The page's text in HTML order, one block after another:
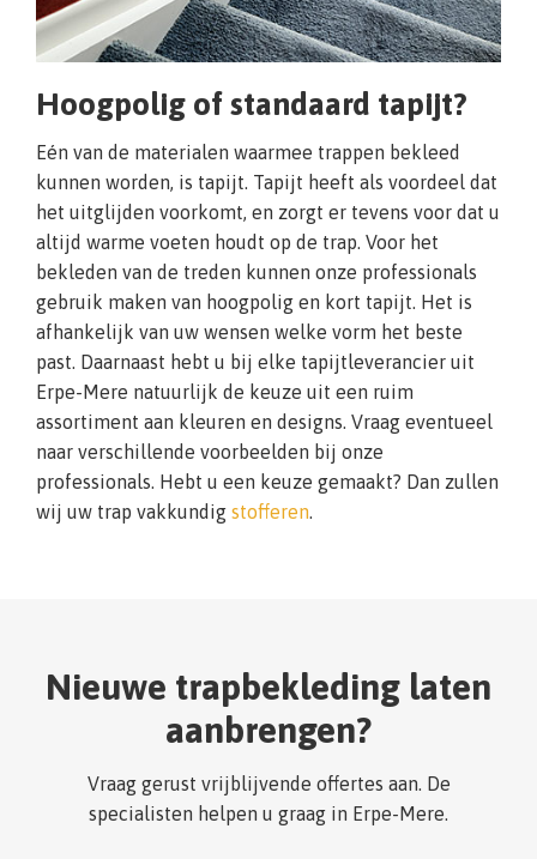
Hoogpolig of standaard tapijt?
Eén van de materialen waarmee trappen bekleed
kunnen worden, is tapijt. Tapijt heeft als voordeel dat
het uitglijden voorkomt, en zorgt er tevens voor dat u
altijd warme voeten houdt op de trap. Voor het
bekleden van de treden kunnen onze professionals
gebruik maken van hoogpolig en kort tapijt. Het is
afhankelijk van uw wensen welke vorm het beste
past. Daarnaast hebt u bij elke tapijtleverancier uit
Erpe-Mere natuurlijk de keuze uit een ruim
assortiment aan kleuren en designs. Vraag eventueel
naar verschillende voorbeelden bij onze
professionals. Hebt u een keuze gemaakt? Dan zullen
wij uw trap vakkundig stofferen.
Nieuwe trapbekleding laten
aanbrengen?
Vraag gerust vrijblijvende offertes aan. De
specialisten helpen u graag in Erpe-Mere.